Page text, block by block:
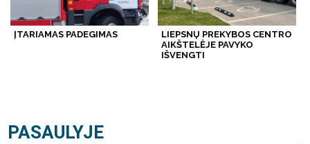
ĮTARIAMAS PADEGIMAS
LIEPSNŲ PREKYBOS CENTRO
AIKŠTELĖJE PAVYKO
IŠVENGTI
PASAULYJE